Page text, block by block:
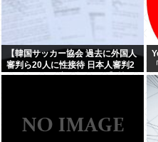
【韓国サッカー協会 過去に外国人
審判ら20人に性接待 日本人審判2
人も含む…一度も負けなし】韓国